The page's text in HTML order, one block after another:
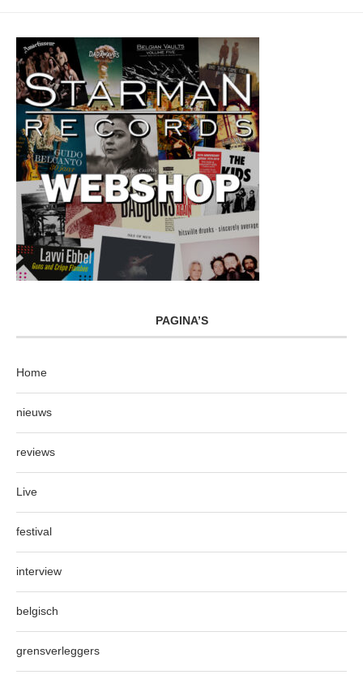
PAGINA’S
Home
nieuws
reviews
Live
festival
interview
belgisch
grensverleggers